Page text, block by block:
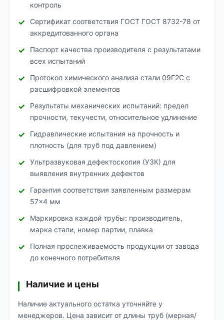
контроль
Сертификат соответствия ГОСТ ГОСТ 8732-78 от
аккредитованного органа
Паспорт качества производителя с результатами
всех испытаний
Протокол химического анализа стали 09Г2С с
расшифровкой элементов
Результаты механических испытаний: предел
прочности, текучести, относительное удлинение
Гидравлические испытания на прочность и
плотность (для труб под давлением)
Ультразвуковая дефектоскопия (УЗК) для
выявления внутренних дефектов
Гарантия соответствия заявленным размерам
57×4 мм
Маркировка каждой трубы: производитель,
марка стали, номер партии, плавка
Полная прослеживаемость продукции от завода
до конечного потребителя
Наличие и цены
Наличие актуального остатка уточняйте у
менеджеров. Цена зависит от длины труб (мерная/